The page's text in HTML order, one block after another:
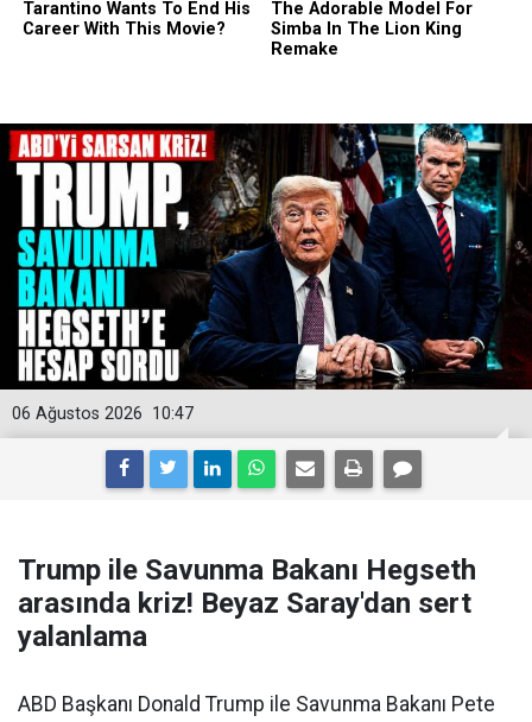
10:47
06 Ağustos 2026
Trump ile Savunma Bakanı Hegseth
arasında kriz! Beyaz Saray'dan sert
yalanlama
ABD Başkanı Donald Trump ile Savunma Bakanı Pete